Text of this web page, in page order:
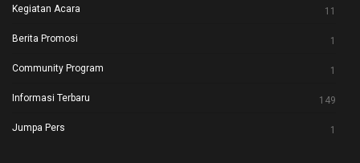
Kegiatan Acara 11
Berita Promosi 1
Community Program 1
Informasi Terbaru 149
Jumpa Pers 1